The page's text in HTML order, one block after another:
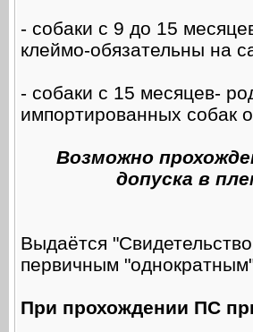
- собаки с 9 до 15
клеймо-обязательны на
- собаки с 15 месяцев-
импортированных собак
Возможно
допуска в
Выдаётся
первичным
При прохождении ПС